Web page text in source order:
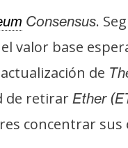
Consensus.
valor base
de
de retirar Ether
concentrar sus